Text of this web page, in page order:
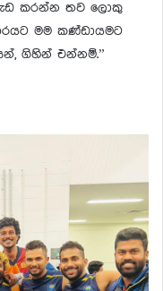
කරන්න තව ලොකු
මම කණ්ඩායමට
ගිහින් එන්නම්.”